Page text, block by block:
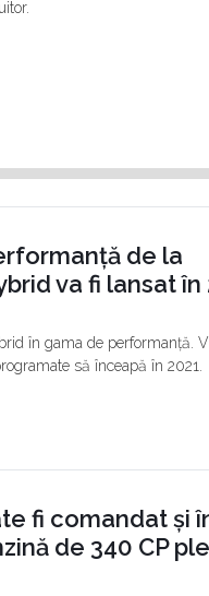
de la
va fi lansat în
în gama de performanță.
să înceapă în 2021.
fi comandat și
de 340 CP